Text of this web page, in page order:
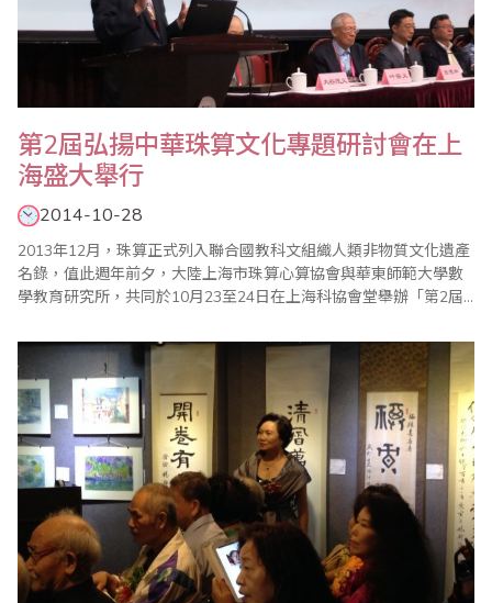
第2屆弘揚中華珠算文化專題研討會在上
海盛大舉行
2014-10-28
2013年12月，珠算正式列入聯合國教科文組織人類非物質文化遺產
名錄，值此週年前夕，大陸上海市珠算心算協會與華東師範大學數
學教育研究所，共同於10月23至24日在上海科協會堂舉辦「第2屆
括台灣、馬來西亞、香港、日本以及大陸各省市逾百位珠算數學界
專家學者齊聚一堂，在兩天一夜的會議時間中發表了超過92篇的論
文，共同討論及分享相關經驗。省商會珠算..